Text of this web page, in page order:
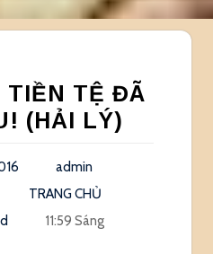
TIỀN TỆ ĐÃ
(HẢI LÝ)
admin
TRANG CHỦ
11:59 Sáng